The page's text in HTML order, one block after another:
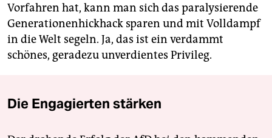
Vorfahren hat, kann man sich das paralysierende
Generationenhickhack sparen und mit Volldampf
in die Welt segeln. Ja, das ist ein verdammt
schönes, geradezu unverdientes Privileg.
Die Engagierten stärken